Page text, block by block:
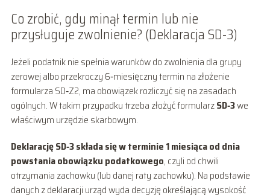
Co zrobić, gdy minął termin lub nie
przysługuje zwolnienie? (Deklaracja SD-3)
Jeżeli podatnik nie spełnia warunków do zwolnienia dla grupy
zerowej albo przekroczy 6‑miesięczny termin na złożenie
formularza SD‑Z2, ma obowiązek rozliczyć się na zasadach
ogólnych. W takim przypadku trzeba złożyć formularzSD‑3we
właściwym urzędzie skarbowym.
Deklarację SD‑3 składa się w terminie 1 miesiąca od dnia
powstania obowiązku podatkowego, czyli od chwili
otrzymania zachowku (lub danej raty zachowku). Na podstawie
danych z deklaracji urząd wyda decyzję określającą wysokość